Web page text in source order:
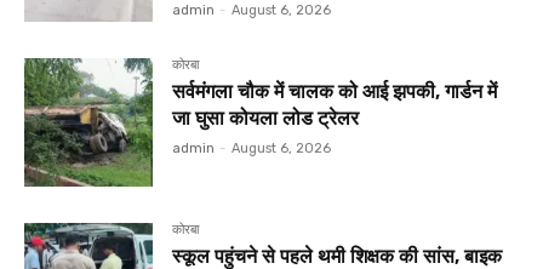
admin - August 6, 2026
कोरबा
सर्वमंगला चौक में चालक को आई झपकी, गार्डन में
जा घुसा कोयला लोड ट्रेलर
admin - August 6, 2026
कोरबा
स्कूल पहुंचने से पहले थमी शिक्षक की सांस, बाइक